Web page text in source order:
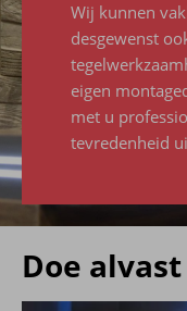
Wij kunnen
desgewenst
eigen
met u
tevredenheid
Doe